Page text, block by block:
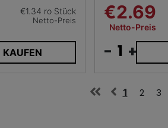
€1.34 ro Stück
Netto-Preis
KAUFEN
€2.69
Netto-Preis
- +
1 2 3